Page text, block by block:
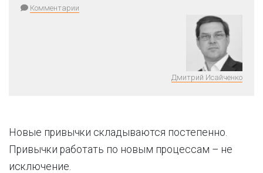
Комментарии
Дмитрий Исайченко
Новые привычки складываются постепенно.
Привычки работать по новым процессам – не
исключение.